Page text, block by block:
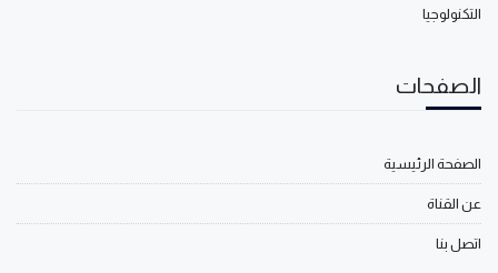
التكنولوجيا
الصفحات
الصفحة الرئيسية
عن القناة
اتصل بنا